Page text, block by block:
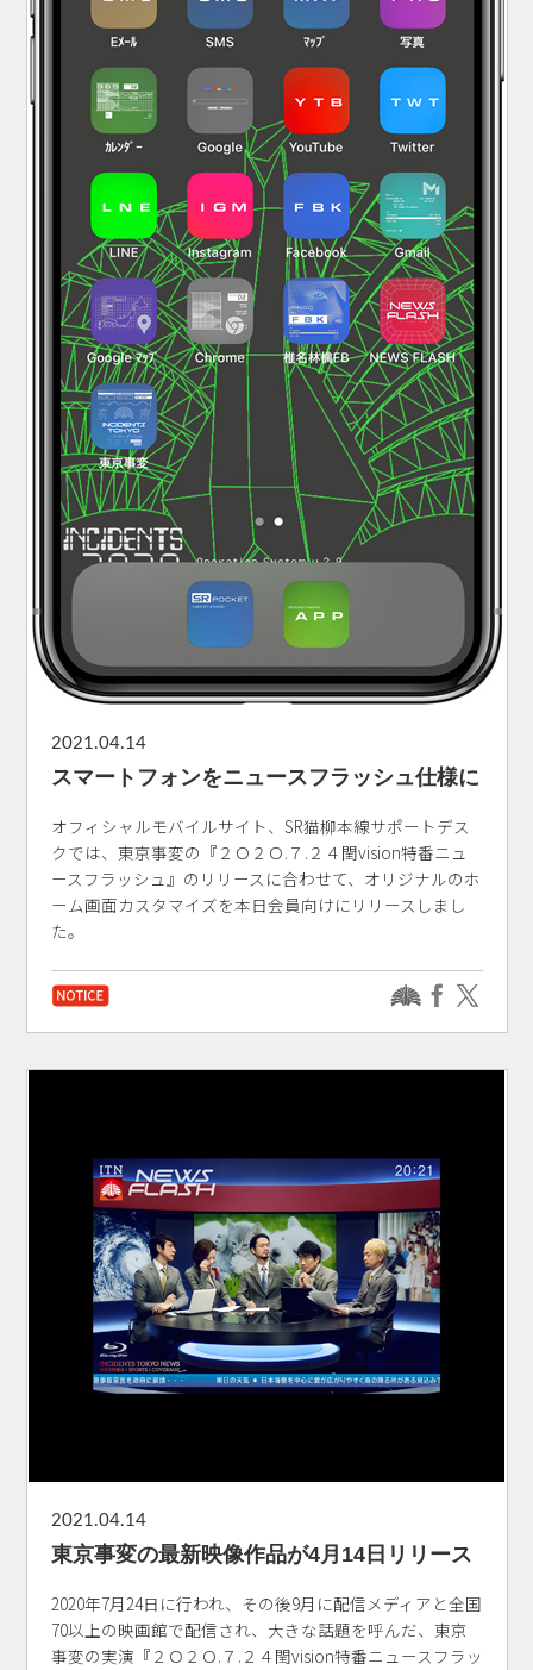
2021.04.14
スマートフォンをニュースフラッシュ仕様に
オフィシャルモバイルサイト、SR猫柳本線サポートデス
クでは、東京事変の『２Ｏ２Ｏ.７.２４閏vision特番ニュ
ースフラッシュ』のリリースに合わせて、オリジナルのホ
ーム画面カスタマイズを本日会員向けにリリースしまし
た。
2021.04.14
東京事変の最新映像作品が4月14日リリース
2020年7月24日に行われ、その後9月に配信メディアと全国
70以上の映画館で配信され、大きな話題を呼んだ、東京
事変の実演『２Ｏ２Ｏ.７.２４閏vision特番ニュースフラッ